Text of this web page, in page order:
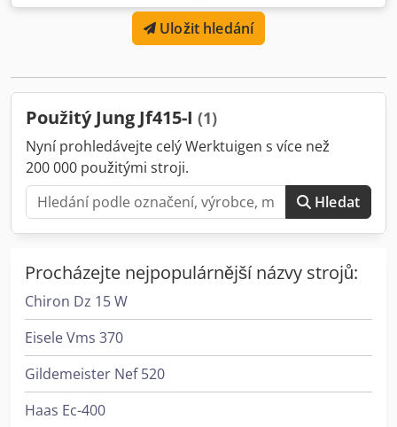
stolu: 150 mm Maximální délka řezu: 400 mm Maximální
šířka broušení: 150 mm Maximální hmotnost obrobku: 75
kg Vzdálenost vřetene od stolu: 400 mm Rychlost stolu: 1-
kotouče: 25 mm Otáčky vřetene: 900 – 4500 ot./min. Rok
Uložit hledání
Použitý Jung Jf415-I (1)
Nyní prohledávejte celý Werktuigen s více než
200 000 použitými stroji.
Hledat
Procházejte nejpopulárnější názvy strojů:
Chiron Dz 15 W
Eisele Vms 370
Gildemeister Nef 520
Haas Ec-400